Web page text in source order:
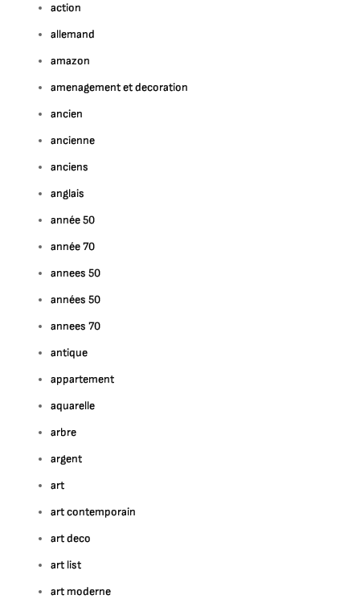
action
allemand
amazon
amenagement et decoration
ancien
ancienne
anciens
anglais
année 50
année 70
annees 50
années 50
annees 70
antique
appartement
aquarelle
arbre
argent
art
art contemporain
art deco
art list
art moderne